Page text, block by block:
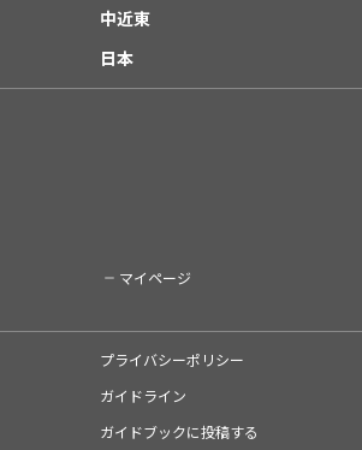
中近東
日本
マイページ
プライバシーポリシー
ガイドライン
ガイドブックに投稿する